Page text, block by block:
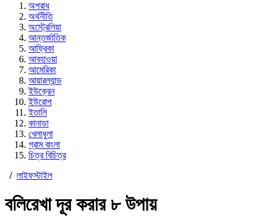
অপরাধ
অর্থনীতি
অস্ট্রেলিয়া
আন্তর্জাতিক
আফ্রিকা
আবহাওয়া
আমেরিকা
আয়ারল্যান্ড
ইউক্রেন
ইউরোপ
ইতালি
কানাডা
খেলাধুলা
গ্রাম বাংলা
চিত্র বিচিত্র
/ লাইফস্টাইল
বলিরেখা দূর করার ৮ উপায়